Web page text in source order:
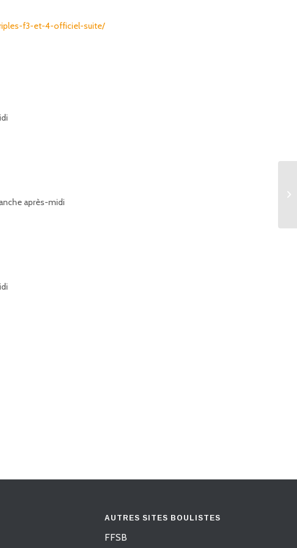
f3-et-4-officiel-suite/
après-midi
AUTRES SITES BOULISTES
FFSB